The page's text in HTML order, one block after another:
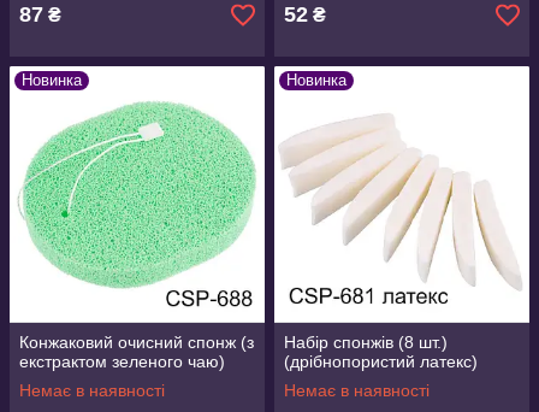
87 ₴ 52 ₴
Новинка
Конжаковий очисний спонж (з
екстрактом зеленого чаю)
Немає в наявності
Новинка
Набір спонжів (8 шт.)
(дрібнопористий латекс)
Немає в наявності